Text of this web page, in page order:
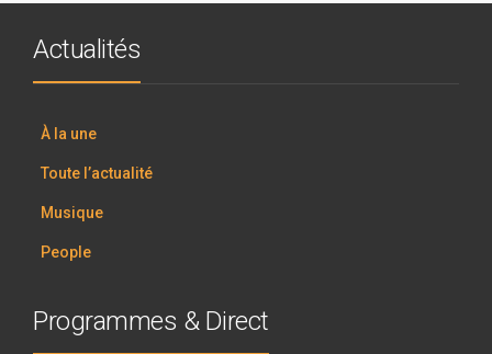
Actualités
À la une
Toute l’actualité
Musique
People
Programmes & Direct